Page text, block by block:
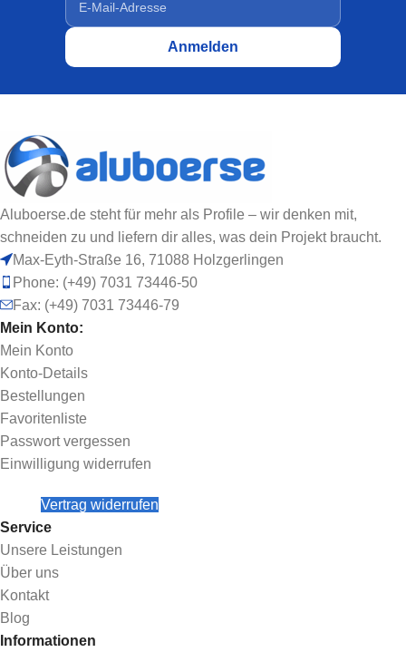
Aluboerse.de steht für mehr als Profile – wir denken mit,
schneiden zu und liefern dir alles, was dein Projekt braucht.
Max-Eyth-Straße 16, 71088 Holzgerlingen
Phone: (+49) 7031 73446-50
Fax: (+49) 7031 73446-79
Mein Konto:
Mein Konto
Konto-Details
Bestellungen
Favoritenliste
Passwort vergessen
Einwilligung widerrufen
Vertrag widerrufen
Service
Unsere Leistungen
Über uns
Kontakt
Blog
Informationen